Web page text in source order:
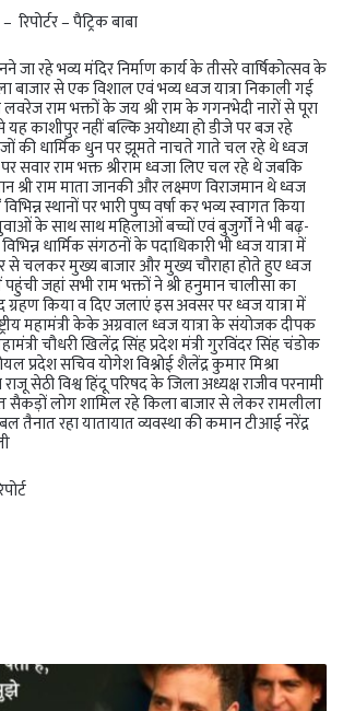
– पैट्रिक बाबा
जा रहे भव्य मंदिर निर्माण कार्य के तीसरे वार्षिकोत्सव के
बाजार से एक विशाल एवं भव्य ध्वज यात्रा निकाली गई
राम भक्तों के जय श्री राम के गगनभेदी नारों से पूरा
काशीपुर नहीं बल्कि अयोध्या हो डीजे पर बज रहे
की धार्मिक धुन पर झूमते नाचते गाते चल रहे थे ध्वज
सवार राम भक्त श्रीराम ध्वजा लिए चल रहे थे जबकि
श्री राम माता जानकी और लक्ष्मण विराजमान थे ध्वज
स्थानों पर भारी पुष्प वर्षा कर भव्य स्वागत किया
के साथ साथ महिलाओं बच्चों एवं बुजुर्गों ने भी बढ़-
धार्मिक संगठनों के पदाधिकारी भी ध्वज यात्रा में
से चलकर मुख्य बाजार और मुख्य चौराहा होते हुए ध्वज
पहुंची जहां सभी राम भक्तों ने श्री हनुमान चालीसा का
ग्रहण किया व दिए जलाएं इस अवसर पर ध्वज यात्रा में
महामंत्री केके अग्रवाल ध्वज यात्रा के संयोजक दीपक
चौधरी खिलेंद्र सिंह प्रदेश मंत्री गुरविंदर सिंह चंडोक
प्रदेश सचिव योगेश विश्नोई शैलेंद्र कुमार मिश्रा
सेठी विश्व हिंदू परिषद के जिला अध्यक्ष राजीव परनामी
सैकड़ों लोग शामिल रहे किला बाजार से लेकर रामलीला
तैनात रहा यातायात व्यवस्था की कमान टीआई नरेंद्र